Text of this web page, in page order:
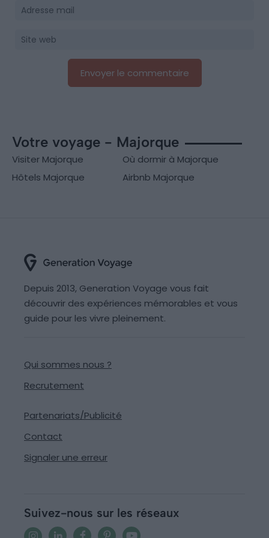
Votre voyage - Majorque
Visiter Majorque
Où dormir à Majorque
Hôtels Majorque
Airbnb Majorque
Depuis 2013, Generation Voyage vous fait
découvrir des expériences mémorables et vous
guide pour les vivre pleinement.
Qui sommes nous ?
Recrutement
Partenariats/Publicité
Contact
Signaler une erreur
Suivez-nous sur les réseaux